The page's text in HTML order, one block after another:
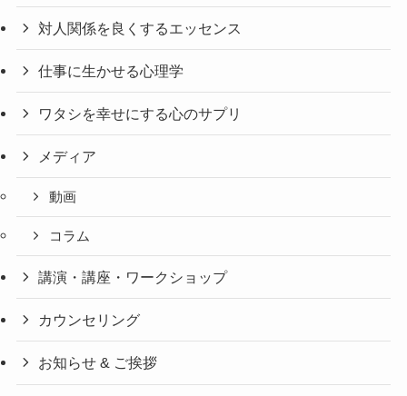
対人関係を良くするエッセンス
仕事に生かせる心理学
ワタシを幸せにする心のサプリ
メディア
動画
コラム
講演・講座・ワークショップ
カウンセリング
お知らせ & ご挨拶